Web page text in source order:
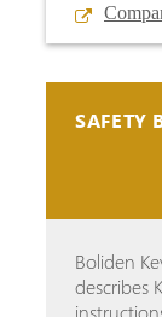
SAFETY
Boliden
describes